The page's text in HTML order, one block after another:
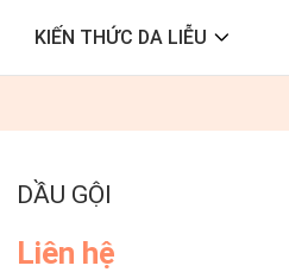
KIẾN THỨC DA LIỄU
DẦU GỘI
Liên hệ